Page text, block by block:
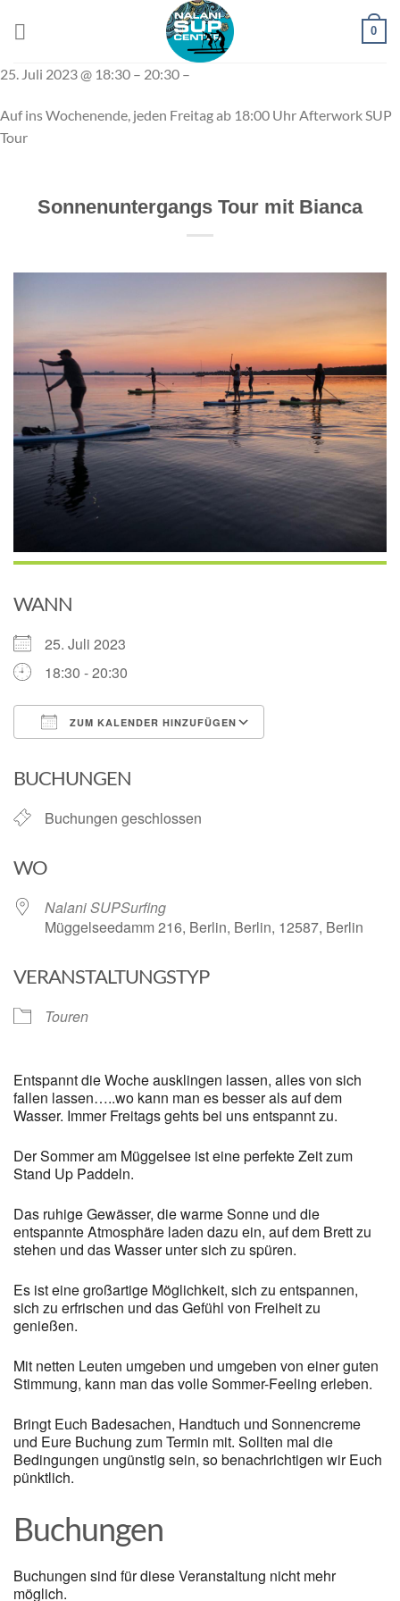
0
25. Juli 2023 @ 18:30 – 20:30 –
Auf ins Wochenende, jeden Freitag ab 18:00 Uhr Afterwork SUP
Tour
Sonnenuntergangs Tour mit Bianca
WANN
25. Juli 2023
18:30 - 20:30
ZUM KALENDER HINZUFÜGEN
BUCHUNGEN
Buchungen geschlossen
WO
Nalani SUPSurfing
Müggelseedamm 216, Berlin, Berlin, 12587, Berlin
VERANSTALTUNGSTYP
Touren
Entspannt die Woche ausklingen lassen, alles von sich
fallen lassen…..wo kann man es besser als auf dem
Wasser. Immer Freitags gehts bei uns entspannt zu.
Der Sommer am Müggelsee ist eine perfekte Zeit zum
Stand Up Paddeln.
Das ruhige Gewässer, die warme Sonne und die
entspannte Atmosphäre laden dazu ein, auf dem Brett zu
stehen und das Wasser unter sich zu spüren.
Es ist eine großartige Möglichkeit, sich zu entspannen,
sich zu erfrischen und das Gefühl von Freiheit zu
genießen.
Mit netten Leuten umgeben und umgeben von einer guten
Stimmung, kann man das volle Sommer-Feeling erleben.
Bringt Euch Badesachen, Handtuch und Sonnencreme
und Eure Buchung zum Termin mit. Sollten mal die
Bedingungen ungünstig sein, so benachrichtigen wir Euch
pünktlich.
Buchungen
Buchungen sind für diese Veranstaltung nicht mehr
möglich.